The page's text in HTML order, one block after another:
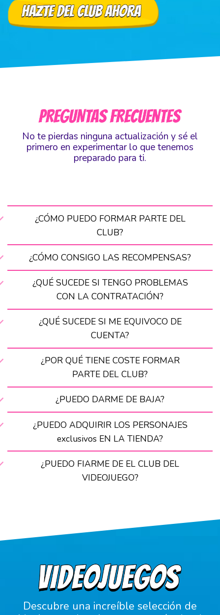
No te pierdas ninguna actualización y sé el
primero en experimentar lo que tenemos
preparado para ti.
¿CÓMO PUEDO FORMAR PARTE DEL
CLUB?
¿CÓMO CONSIGO LAS RECOMPENSAS?
¿QUÉ SUCEDE SI TENGO PROBLEMAS
CON LA CONTRATACIÓN?
¿QUÉ SUCEDE SI ME EQUIVOCO DE
CUENTA?
¿POR QUÉ TIENE COSTE FORMAR
PARTE DEL CLUB?
¿PUEDO DARME DE BAJA?
¿PUEDO ADQUIRIR LOS PERSONAJES
exclusivos EN LA TIENDA?
¿PUEDO FIARME DE EL CLUB DEL
VIDEOJUEGO?
Descubre una increíble selección de